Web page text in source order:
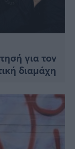
για τον
διαμάχη